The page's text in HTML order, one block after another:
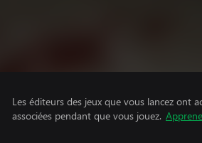
Les éditeurs des jeux que vous lancez ont
associées pendant que vous jouez.